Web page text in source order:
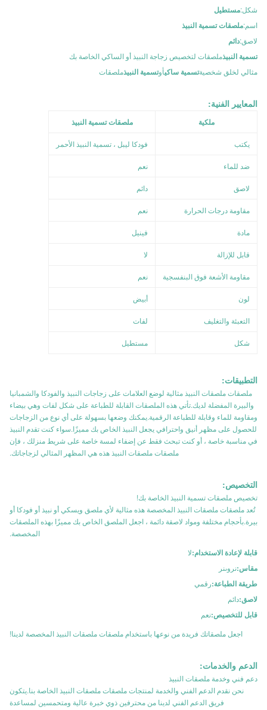
شكل:مستطيل
اسم:ملصقات تسمية النبيذ
لاصق:دائم
تسمية النبيذملصقات لتخصيص زجاجة النبيذ أو الساكي الخاصة بك
مثالي لخلق شخصيةتسمية ساكيأوتسمية النبيذملصقات
المعايير الفنية:
ملكية ملصقات تسمية النبيذ
يكتب فودكا ليبل ، تسمية النبيذ الأحمر
ضد للماء نعم
لاصق دائم
مقاومة درجات الحرارة نعم
مادة فينيل
قابل للإزالة لا
مقاومة الأشعة فوق البنفسجية نعم
لون أبيض
التعبئة والتغليف لفات
شكل مستطيل
التطبيقات:
ملصقات ملصقات النبيذ مثالية لوضع العلامات على زجاجات النبيذ والفودكا والشمبانيا
والبيرة المفضلة لديك.تأتي هذه الملصقات القابلة للطباعة على شكل لفات وهي بيضاء
ومقاومة للماء وقابلة للطباعة الرقمية.يمكنك وضعها بسهولة على أي نوع من الزجاجات
للحصول على مظهر أنيق واحترافي يجعل النبيذ الخاص بك مميزًا.سواء كنت تقدم النبيذ
في مناسبة خاصة ، أو كنت تبحث فقط عن إضفاء لمسة خاصة على شريط منزلك ، فإن
ملصقات ملصقات النبيذ هذه هي المظهر المثالي لزجاجاتك.
التخصيص:
تخصيص ملصقات تسمية النبيذ الخاصة بك!
تُعد ملصقات ملصقات النبيذ المخصصة هذه مثالية لأي ملصق ويسكي أو نبيذ أو فودكا أو
بيرة.بأحجام مختلفة ومواد لاصقة دائمة ، اجعل الملصق الخاص بك مميزًا بهذه الملصقات
المخصصة.
قابلة لإعادة الاستخدام:لا
مقاس:نروىنر
طريقة الطباعة:رقمي
لاصق:دائم
قابل للتخصيص:نعم
اجعل ملصقاتك فريدة من نوعها باستخدام ملصقات ملصقات النبيذ المخصصة لدينا!
الدعم والخدمات:
دعم فني وخدمة ملصقات النبيذ
نحن نقدم الدعم الفني والخدمة لمنتجات ملصقات ملصقات النبيذ الخاصة بنا.يتكون
فريق الدعم الفني لدينا من محترفين ذوي خبرة عالية ومتحمسين لمساعدة